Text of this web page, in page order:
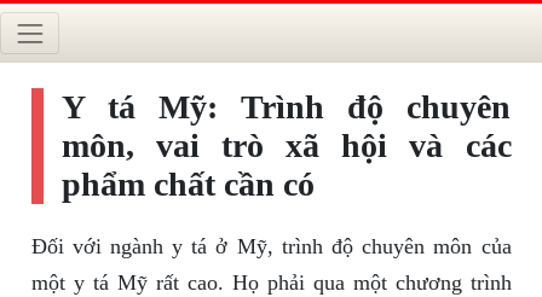
Y tá Mỹ: Trình độ chuyên
môn, vai trò xã hội và các
phẩm chất cần có
Đối với ngành y tá ở Mỹ, trình độ chuyên môn của
một y tá Mỹ rất cao. Họ phải qua một chương trình